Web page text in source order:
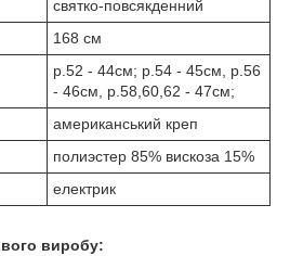
святко-повсякденний
168 см
р.52 - 44см; р.54 - 45см, р.56
- 46см, р.58,60,62 - 47см;
американський креп
полиэстер 85% вискоза 15%
електрик
виробу: